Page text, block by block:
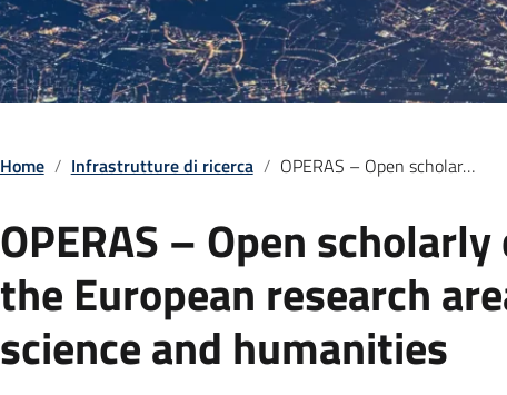
Home Infrastrutture di ricerca OPERAS – Open scholarly communication in the European research area for social science and humanities
OPERAS – Open
the European research
science and humanities